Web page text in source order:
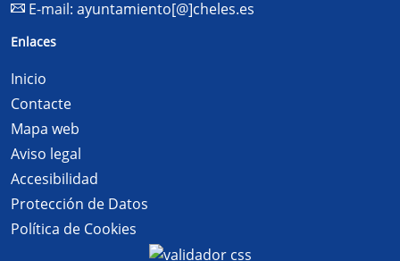
E-mail: ayuntamiento[@]cheles.es
Enlaces
Inicio
Contacte
Mapa web
Aviso legal
Accesibilidad
Protección de Datos
Política de Cookies